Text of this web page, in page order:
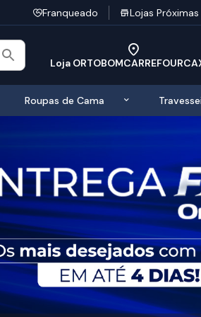
Franqueado Lojas Próximas
Loja
Exibir submenu de Cabeceiras
Roupas de Cama Exibir